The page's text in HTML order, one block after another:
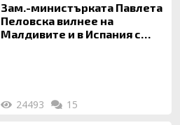
Зам.-министърката Павлета
Пеловска вилнее на
Малдивите и в Испания с
24493 15